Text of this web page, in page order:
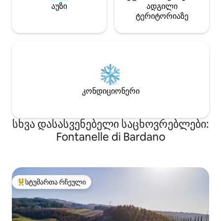
აუზი
ადგილი
ტერიტორიაზე
კონდიციონერი
სხვა დასასვენებელი საცხოვრებლები:
Fontanelle di Bardano
სტუმართა რჩეული მოწინავე ვარიანტი
სტუმართა რჩეული